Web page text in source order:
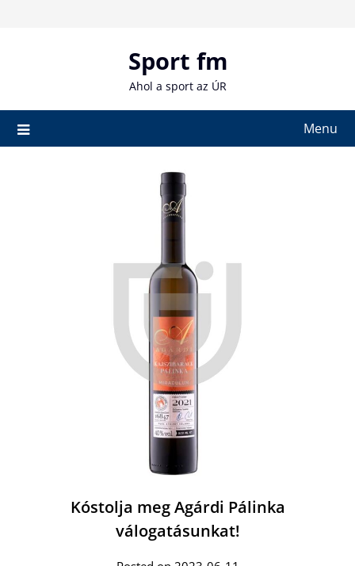
Sport fm
Ahol a sport az ÚR
Menu
Kóstolja meg Agárdi Pálinka
válogatásunkat!